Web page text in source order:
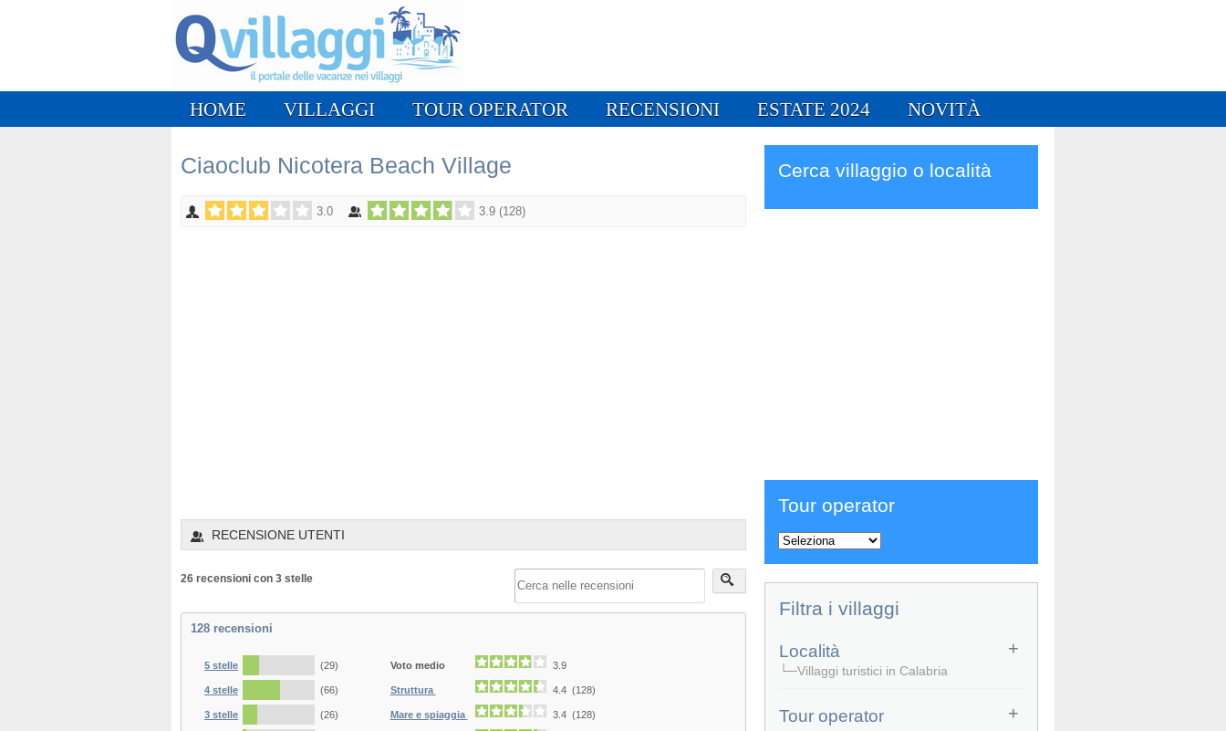
HOME VILLAGGI TOUR OPERATOR RECENSIONI ESTATE 2024 NOVITÀ
Ciaoclub Nicotera Beach Village
3.0 3.9 (128)
RECENSIONE UTENTI
26 recensioni con 3 stelle
128 recensioni
5 stelle (29)
4 stelle (66)
3 stelle (26)
Voto medio 3.9
Struttura 4.4 (128)
Mare e spiaggia 3.4 (128)
Cerca villaggio o località
Tour operator
Filtra i villaggi
Località
└─Villaggi turistici in Calabria
Tour operator